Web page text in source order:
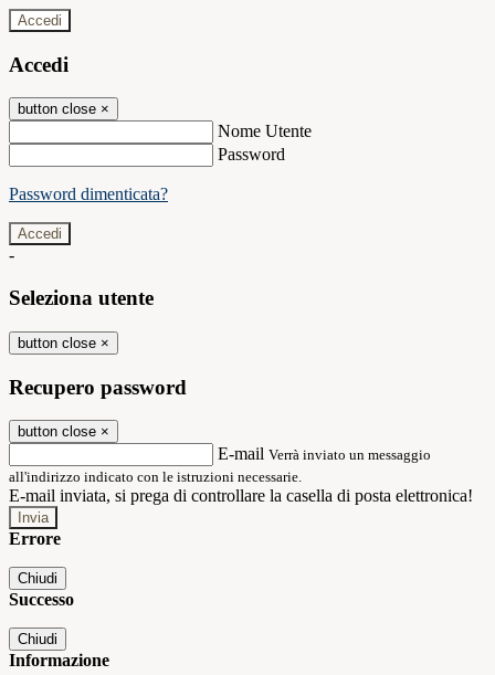
Accedi
Accedi
button close ×
Nome Utente
Password
Password dimenticata?
-
Seleziona utente
button close ×
Recupero password
button close ×
E-mail Verrà inviato un messaggio
all'indirizzo indicato con le istruzioni necessarie.
E-mail inviata, si prega di controllare la casella di posta elettronica!
Errore
Chiudi
Successo
Chiudi
Informazione